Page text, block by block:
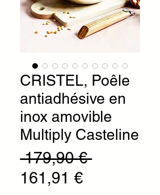
CRISTEL, Poêle
antiadhésive en
inox amovible
Multiply Casteline
179,90 € Prix
161,91 €Prix